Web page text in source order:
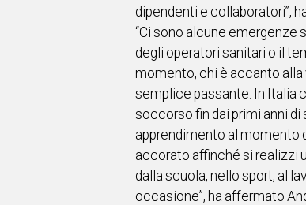
dipendenti e collaboratori”,
“Ci sono alcune emergenze
degli operatori sanitari o il
momento, chi è accanto alla
semplice passante. In Italia
soccorso fin dai primi anni
apprendimento al momento
accorato affinché si realizzi
dalla scuola, nello sport, al
occasione”, ha affermato